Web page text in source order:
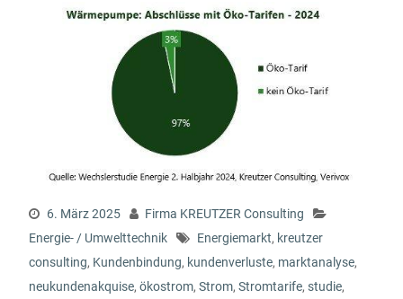
6. März 2025
Firma KREUTZER Consulting
Energie- / Umwelttechnik
Energiemarkt, kreutzer
consulting, Kundenbindung, kundenverluste, marktanalyse,
neukundenakquise, ökostrom, Strom, Stromtarife, studie,